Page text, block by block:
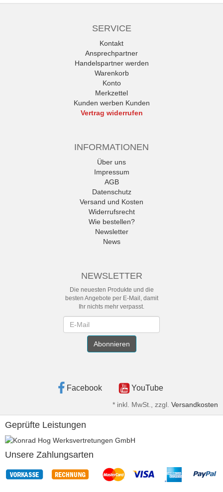
SERVICE
Kontakt
Ansprechpartner
Handelspartner werden
Warenkorb
Konto
Merkzettel
Kunden werben Kunden
Vertrag widerrufen
INFORMATIONEN
Über uns
Impressum
AGB
Datenschutz
Versand und Kosten
Widerrufsrecht
Wie bestellen?
Newsletter
News
NEWSLETTER
Die neuesten Produkte und die
besten Angebote per E-Mail, damit
Ihr nichts mehr verpasst.
Abonnieren
Facebook YouTube
* inkl. MwSt., zzgl. Versandkosten
Geprüfte Leistungen
Unsere Zahlungsarten